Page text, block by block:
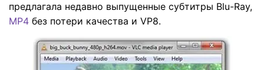
предлагала недавно выпущенные субтитры Blu-Ray,
MP4 без потери качества и VP8.